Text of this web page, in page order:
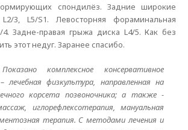
спондилёз. Задние широкие
3, L5/S1. Левосторняя фораминальная
4. Задне-правая грыжа диска L4/5. Как без
этот недуг. Заранее спасибо.
комплексное консервативное
лечебная физкультура, направленная на
корсета позвоночника; а также -
иглорефлексотерапия, мануальная
терапия. С методами лечения и